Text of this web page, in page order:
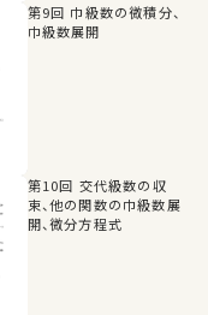
第9回 巾級数の微積分、
巾級数展開
第10回 交代級数の収
束、他の関数の巾級数展
開、微分方程式